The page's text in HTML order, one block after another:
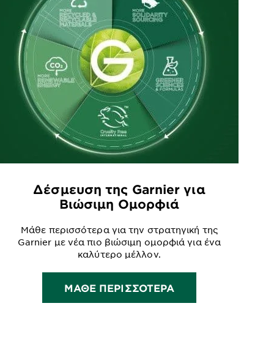
Δέσμευση της Garnier για
Βιώσιμη Ομορφιά
Μάθε περισσότερα για την στρατηγική της
Garnier με νέα πιο βιώσιμη ομορφιά για ένα
καλύτερο μέλλον.
ΜΑΘΕ ΠΕΡΙΣΣΟΤΕΡΑ